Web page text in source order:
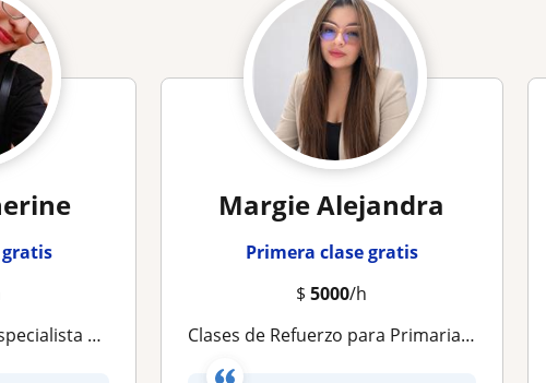
y salud
Margie Alejandra
Primera clase gratis
$5000/h
Clases de Refuerzo para Primaria | Aprender con Confianza y Resultados